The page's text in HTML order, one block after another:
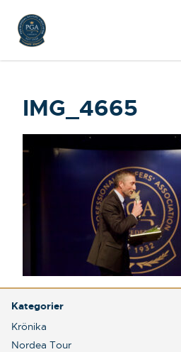
IMG_4665
Kategorier
Krönika
Nordea Tour